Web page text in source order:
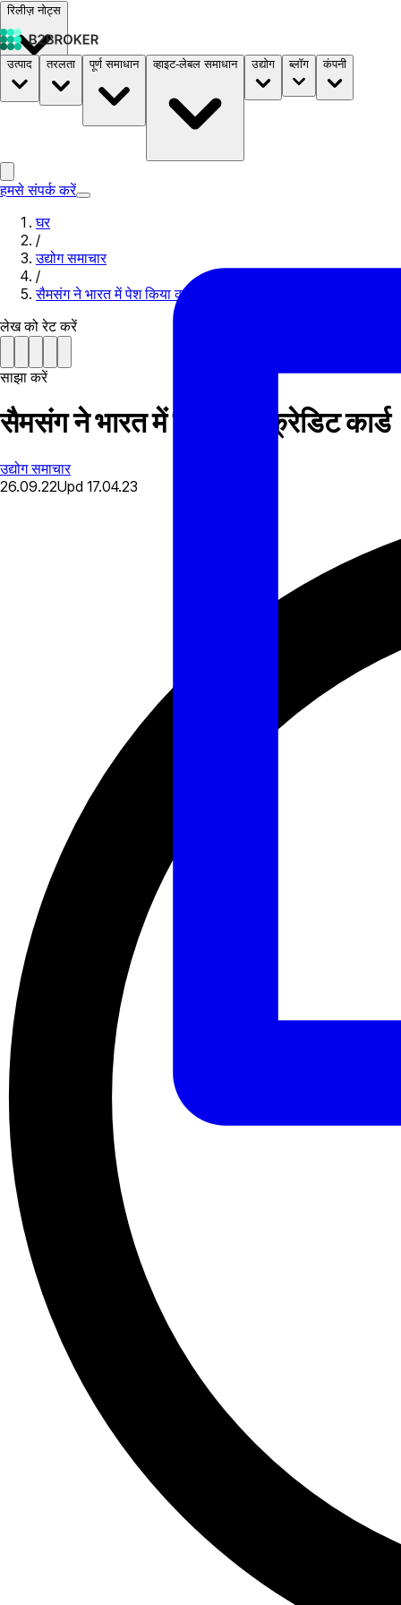
रिलीज़ नोट्स
दस्तावेज़ मूल्य निर्धारणB2STORE
उत्पाद तरलता पूर्ण समाधान व्हाइट-लेबल समाधान उद्योग ब्लॉग कंपनी
हमसे संपर्क करें
घर
/
उद्योग समाचार
/
सैमसंग ने भारत में पेश किया क्रेडिट कार्ड
लेख को रेट करें
साझा करें
सैमसंग ने भारत में पेश किया क्रेडिट कार्ड
उद्योग समाचार
26.09.22Upd 17.04.23